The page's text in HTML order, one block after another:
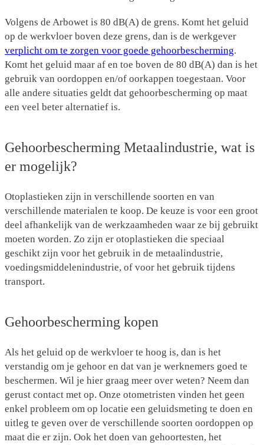
Volgens de Arbowet is 80 dB(A) de grens. Komt het geluid
op de werkvloer boven deze grens, dan is de werkgever
verplicht om te zorgen voor goede gehoorbescherming.
Komt het geluid maar af en toe boven de 80 dB(A) dan is het
gebruik van oordoppen en/of oorkappen toegestaan. Voor
alle andere situaties geldt dat gehoorbescherming op maat
een veel beter alternatief is.
Gehoorbescherming Metaalindustrie, wat is
er mogelijk?
Otoplastieken zijn in verschillende soorten en van
verschillende materialen te koop. De keuze is voor een groot
deel afhankelijk van de werkzaamheden waar ze bij gebruikt
moeten worden. Zo zijn er otoplastieken die speciaal
geschikt zijn voor het gebruik in de metaalindustrie,
voedingsmiddelenindustrie, of voor het gebruik tijdens
transport.
Gehoorbescherming kopen
Als het geluid op de werkvloer te hoog is, dan is het
verstandig om je gehoor en dat van je werknemers goed te
beschermen. Wil je hier graag meer over weten? Neem dan
gerust contact met op. Onze otometristen vinden het geen
enkel probleem om op locatie een geluidsmeting te doen en
uitleg te geven over de verschillende soorten oordoppen op
maat die er zijn. Ook het doen van gehoortesten, het